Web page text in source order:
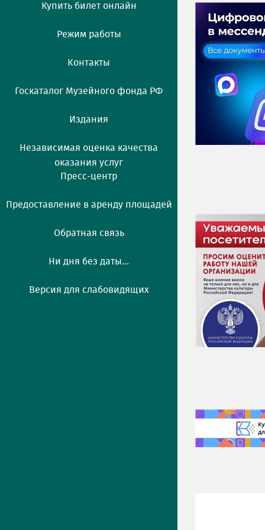
Купить билет онлайн
Режим работы
Контакты
Госкаталог Музейного фонда РФ
Издания
Независимая оценка качества
оказания услуг
Пресс-центр
Предоставление в аренду площадей
Обратная связь
Ни дня без даты...
Версия для слабовидящих